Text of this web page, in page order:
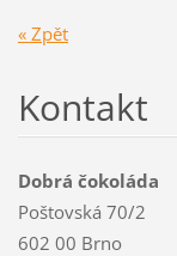
« Zpět
Kontakt
Dobrá čokoláda
Poštovská 70/2
602 00 Brno